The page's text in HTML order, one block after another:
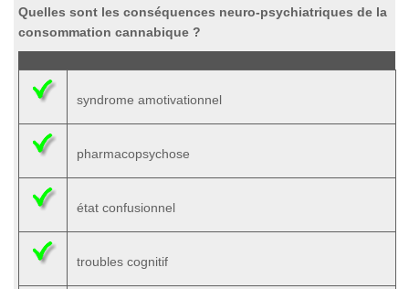
Quelles sont les conséquences neuro-psychiatriques de la
consommation cannabique ?
syndrome amotivationnel
pharmacopsychose
état confusionnel
troubles cognitif